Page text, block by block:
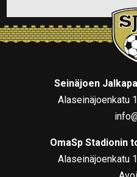
Seinäjoen
Alaseinäjoenkatu
OmaSp Stadionin
Alaseinäjoenkatu